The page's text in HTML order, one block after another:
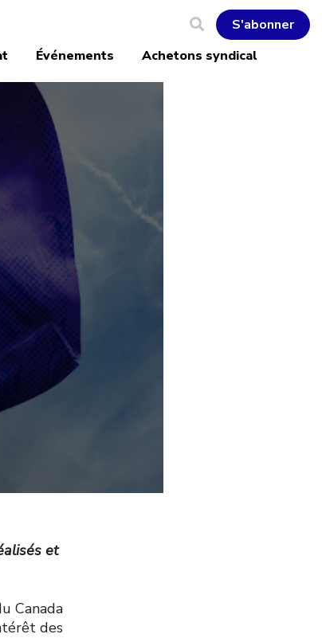
S'abonner
Événements Achetons syndical
et
Canada
des